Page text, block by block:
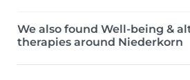
We also found Well-being &
therapies around Niederkorn